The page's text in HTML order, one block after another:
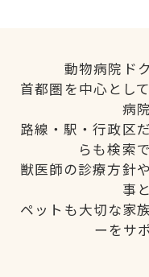
動物病院ド
首都圏を中心とし
病
路線・駅・行政区
らも検索
獣医師の診療方針
事
ペットも大切な家
ーをサ